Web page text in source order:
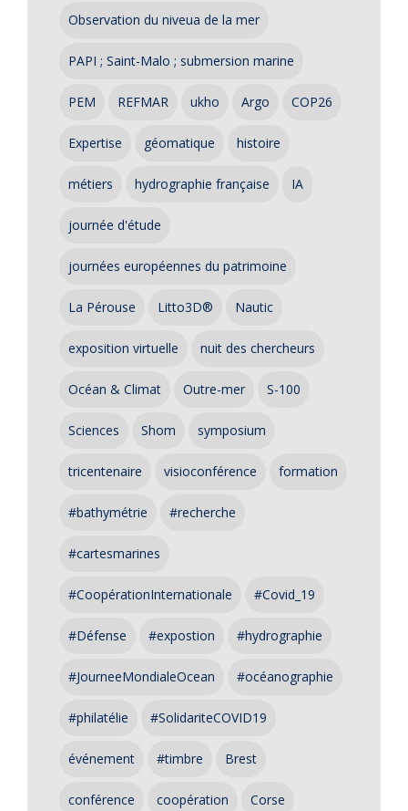
Observation du niveua de la mer
PAPI ; Saint-Malo ; submersion marine
PEM REFMAR ukho Argo COP26
Expertise géomatique histoire
métiers hydrographie française IA
journée d'étude
journées européennes du patrimoine
La Pérouse Litto3D® Nautic
exposition virtuelle nuit des chercheurs
Océan & Climat Outre-mer S-100
Sciences Shom symposium
tricentenaire visioconférence formation
#bathymétrie #recherche
#cartesmarines
#CoopérationInternationale #Covid_19
#Défense #expostion #hydrographie
#JourneeMondialeOcean #océanographie
#philatélie #SolidariteCOVID19
événement #timbre Brest
conférence coopération Corse